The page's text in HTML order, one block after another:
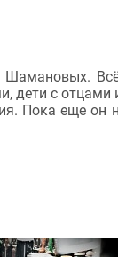
Шамановых.
дети с отцами
Пока еще он